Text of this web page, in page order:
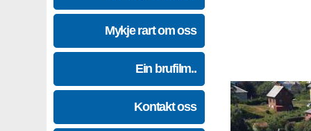
Mykje rart om oss
Ein brufilm..
Kontakt oss